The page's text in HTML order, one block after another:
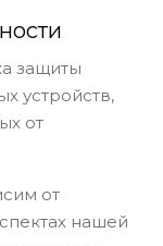
защиты
устройств,
от
от
нашей